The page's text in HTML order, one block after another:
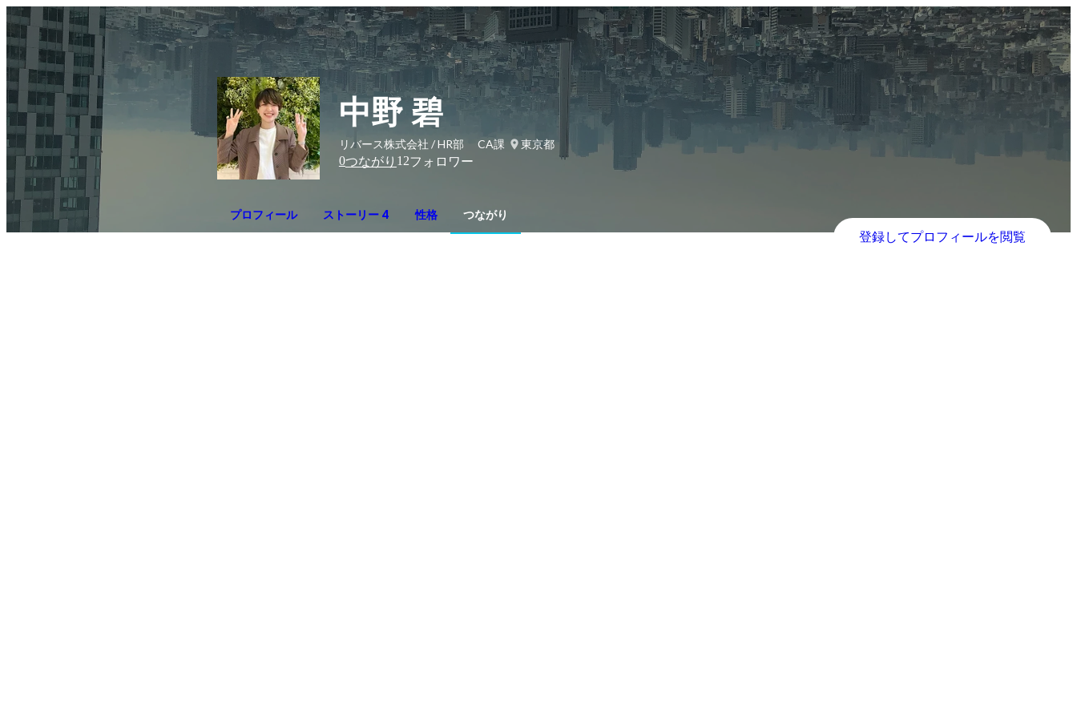
中野 碧
リバース株式会社 / HR部 CA課
東京都
0つながり 12フォロワー
プロフィール ストーリー 4 性格 つながり
登録してプロフィールを閲覧